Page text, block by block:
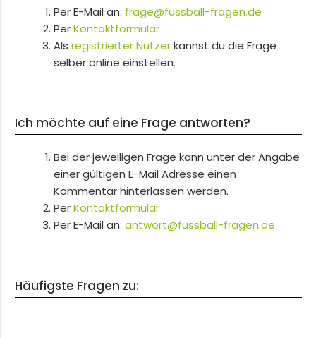
Per E-Mail an: frage@fussball-fragen.de
PerKontaktformular
Als registrierter Nutzerkannst du die Frage
selber online einstellen.
Ich möchte auf eine Frage antworten?
Bei der jeweiligen Frage kann unter der Angabe
einer gültigen E-Mail Adresse einen
Kommentar hinterlassen werden.
PerKontaktformular
Per E-Mail an: antwort@fussball-fragen.de
Häufigste Fragen zu: